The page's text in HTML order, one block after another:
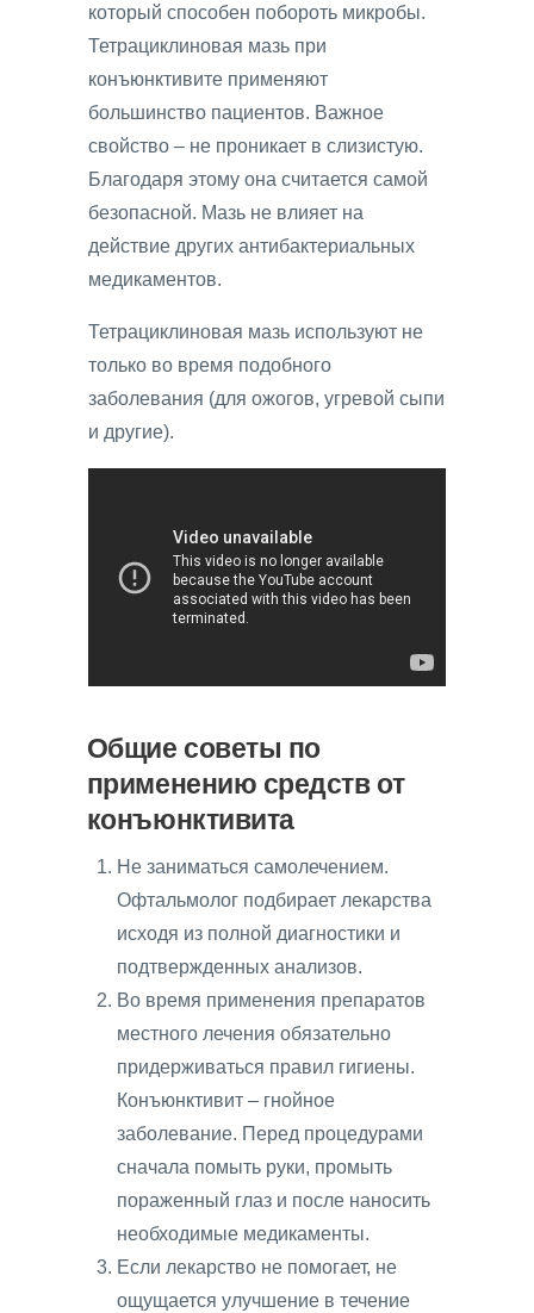
который способен побороть микробы.
Тетрациклиновая мазь при
конъюнктивите применяют
большинство пациентов. Важное
свойство – не проникает в слизистую.
Благодаря этому она считается самой
безопасной. Мазь не влияет на
действие других антибактериальных
медикаментов.
Тетрациклиновая мазь используют не
только во время подобного
заболевания (для ожогов, угревой сыпи
и другие).
Общие советы по
применению средств от
конъюнктивита
Не заниматься самолечением.
Офтальмолог подбирает лекарства
исходя из полной диагностики и
подтвержденных анализов.
Во время применения препаратов
местного лечения обязательно
придерживаться правил гигиены.
Конъюнктивит – гнойное
заболевание. Перед процедурами
сначала помыть руки, промыть
пораженный глаз и после наносить
необходимые медикаменты.
Если лекарство не помогает, не
ощущается улучшение в течение